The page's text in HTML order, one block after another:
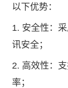
以下优势：
1. 安全性：
讯安全；
2. 高效性：
率；